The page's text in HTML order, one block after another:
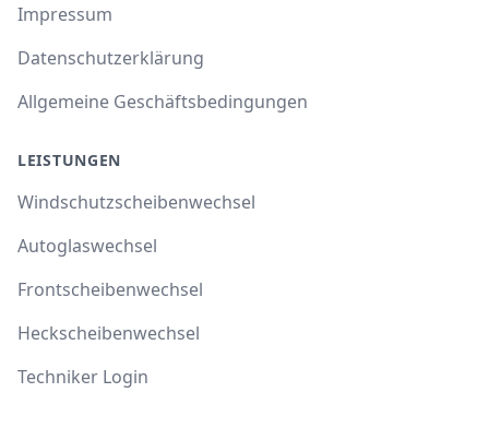
Impressum
Datenschutzerklärung
Allgemeine Geschäftsbedingungen
LEISTUNGEN
Windschutzscheibenwechsel
Autoglaswechsel
Frontscheibenwechsel
Heckscheibenwechsel
Techniker Login